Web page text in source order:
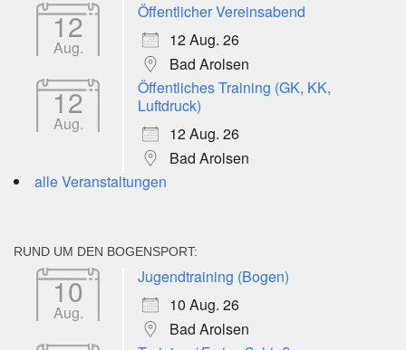
12
Aug.
Öffentlicher Vereinsabend
12 Aug. 26
Bad Arolsen
12
Aug.
Öffentliches Training (GK, KK,
Luftdruck)
12 Aug. 26
Bad Arolsen
alle Veranstaltungen
RUND UM DEN BOGENSPORT:
10
Aug.
Jugendtraining (Bogen)
10 Aug. 26
Bad Arolsen